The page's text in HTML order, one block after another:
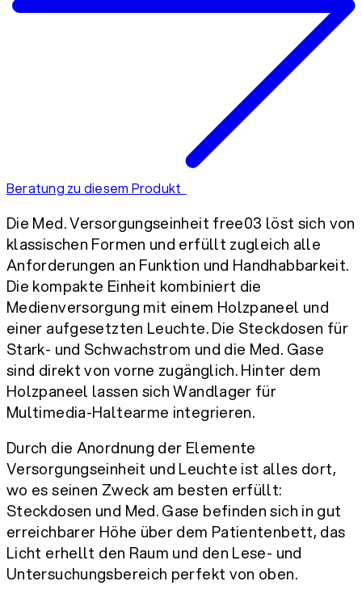
Beratung zu diesem Produkt
Die Med. Versorgungseinheit free03 löst sich von
klassischen Formen und erfüllt zugleich alle
Anforderungen an Funktion und Handhabbarkeit.
Die kompakte Einheit kombiniert die
Medienversorgung mit einem Holzpaneel und
einer aufgesetzten Leuchte. Die Steckdosen für
Stark- und Schwachstrom und die Med. Gase
sind direkt von vorne zugänglich. Hinter dem
Holzpaneel lassen sich Wandlager für
Multimedia-Haltearme integrieren.
Durch die Anordnung der Elemente
Versorgungseinheit und Leuchte ist alles dort,
wo es seinen Zweck am besten erfüllt:
Steckdosen und Med. Gase befinden sich in gut
erreichbarer Höhe über dem Patientenbett, das
Licht erhellt den Raum und den Lese- und
Untersuchungsbereich perfekt von oben.